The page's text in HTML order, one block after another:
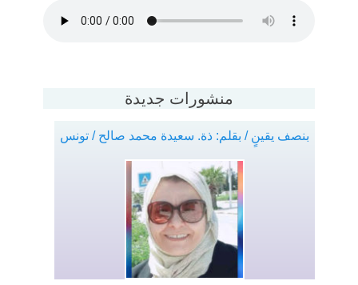
منشورات جديدة
بنصف يقينٍ / بقلم: ذة. سعيدة محمد صالح / تونس